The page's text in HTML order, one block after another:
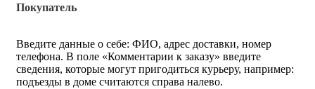
Покупатель
Введите данные о себе: ФИО, адрес доставки, номер
телефона. В поле «Комментарии к заказу» введите
сведения, которые могут пригодиться курьеру, например:
подъезды в доме считаются справа налево.